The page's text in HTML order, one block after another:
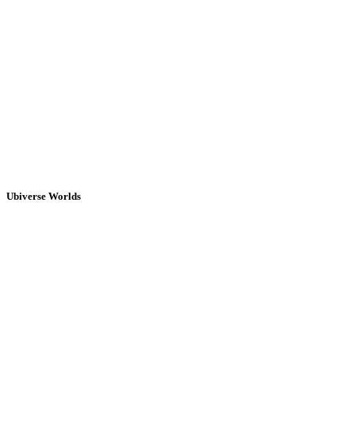
Ubiverse Worlds